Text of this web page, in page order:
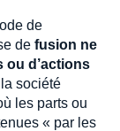
de
de fusion ne
ou d’actions
société
les parts ou
« par les